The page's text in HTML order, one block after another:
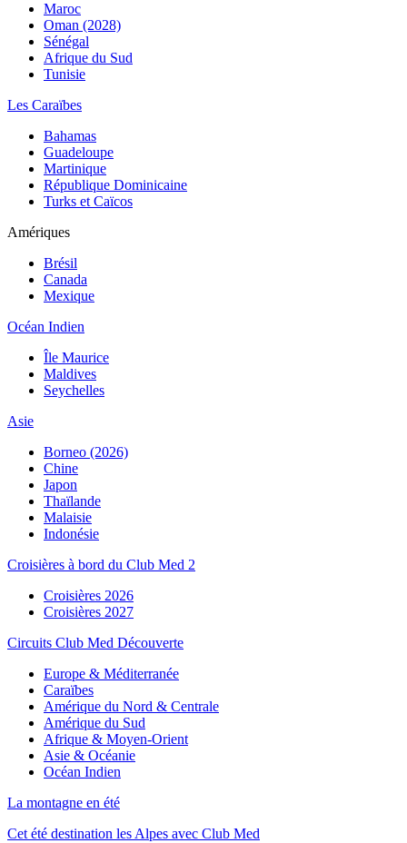
Maroc
Oman (2028)
Sénégal
Afrique du Sud
Tunisie
Les Caraïbes
Bahamas
Guadeloupe
Martinique
République Dominicaine
Turks et Caïcos
Amériques
Brésil
Canada
Mexique
Océan Indien
Île Maurice
Maldives
Seychelles
Asie
Borneo (2026)
Chine
Japon
Thaïlande
Malaisie
Indonésie
Croisières à bord du Club Med 2
Croisières 2026
Croisières 2027
Circuits Club Med Découverte
Europe & Méditerranée
Caraïbes
Amérique du Nord & Centrale
Amérique du Sud
Afrique & Moyen-Orient
Asie & Océanie
Océan Indien
La montagne en été
Cet été destination les Alpes avec Club Med